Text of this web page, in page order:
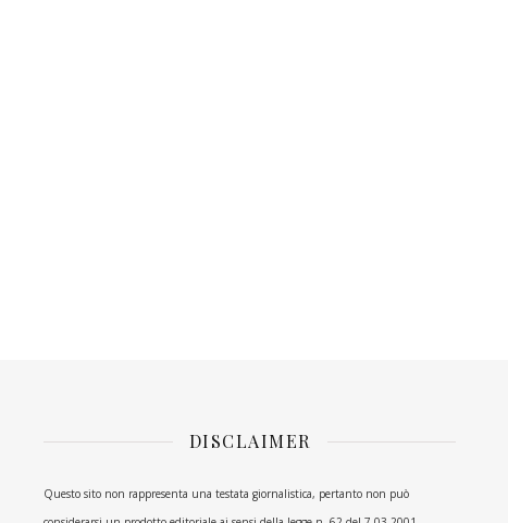
DISCLAIMER
Questo sito non rappresenta una testata giornalistica, pertanto non può